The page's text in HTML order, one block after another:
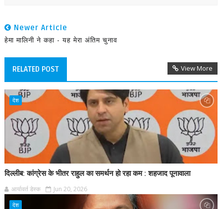
Newer Article
हेमा मालिनी ने कहा - यह मेरा अंतिम चुनाव
RELATED POST View More
देश
दिल्लीब: कांग्रेस के भीतर राहुल का समर्थन हो रहा कम : शहजाद पूनावाला
आर्यावर्त डेस्क Jun 20, 2026
देश